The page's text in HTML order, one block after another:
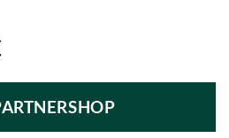
Aktueller
ist:
7,65 €.